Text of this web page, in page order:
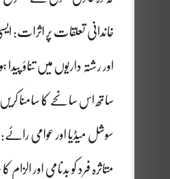
خاندانی تعلقات پر اثرات:
اور رشتہ داریوں میں تناؤ
ساتھ اس سانحے کا سامنا
سوشل میڈیا اور عوامی رائے:
متاثرہ فرد کو بدنامی اور